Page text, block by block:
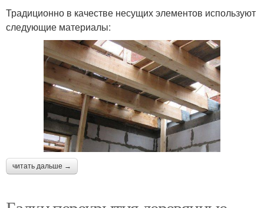
Традиционно в качестве несущих элементов используют
следующие материалы:
читать дальше →